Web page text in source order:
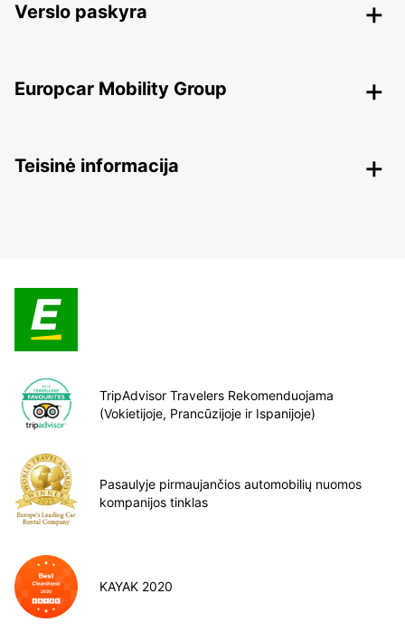
Verslo paskyra
Europcar Mobility Group
Teisinė informacija
TripAdvisor Travelers Rekomenduojama
(Vokietijoje, Prancūzijoje ir Ispanijoje)
Pasaulyje pirmaujančios automobilių nuomos
kompanijos tinklas
KAYAK 2020